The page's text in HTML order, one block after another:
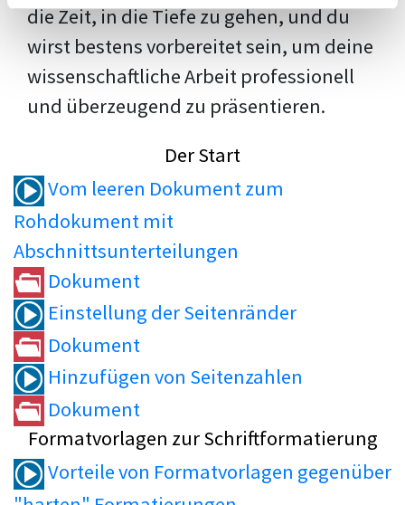
die Zeit, in die Tiefe zu gehen, und du
wirst bestens vorbereitet sein, um deine
wissenschaftliche Arbeit professionell
und überzeugend zu präsentieren.
Der Start
Vom leeren Dokument zum
Rohdokument mit
Abschnittsunterteilungen
Dokument
Einstellung der Seitenränder
Dokument
Hinzufügen von Seitenzahlen
Dokument
Formatvorlagen zur Schriftformatierung
Vorteile von Formatvorlagen gegenüber